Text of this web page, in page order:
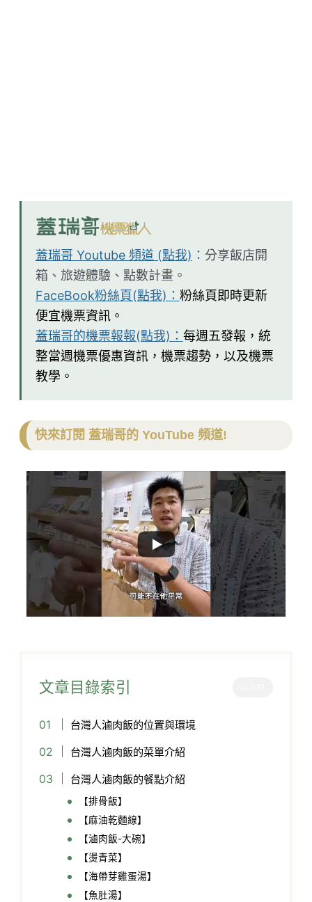
蓋瑞哥 Youtube 頻道 (點我) ： 分享飯店開
箱、旅遊體驗、點數計畫。
FaceBook粉絲頁(點我)： 粉絲頁即時更新
便宜機票資訊。
蓋瑞哥的機票報報(點我)： 每週五發報，統
整當週機票優惠資訊，機票趨勢，以及機票
教學。
快來訂閱 蓋瑞哥的 YouTube 頻道!
文章目錄索引
台灣人滷肉飯的位置與環境
台灣人滷肉飯的菜單介紹
台灣人滷肉飯的餐點介紹
【排骨飯】
【麻油乾麵線】
【滷肉飯-大碗】
【燙青菜】
【海帶芽雞蛋湯】
【魚肚湯】